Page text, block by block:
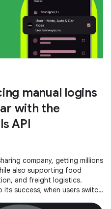
manual logins
with the
API
company, getting millions
also supporting food
and freight logistics.
success; when users switch